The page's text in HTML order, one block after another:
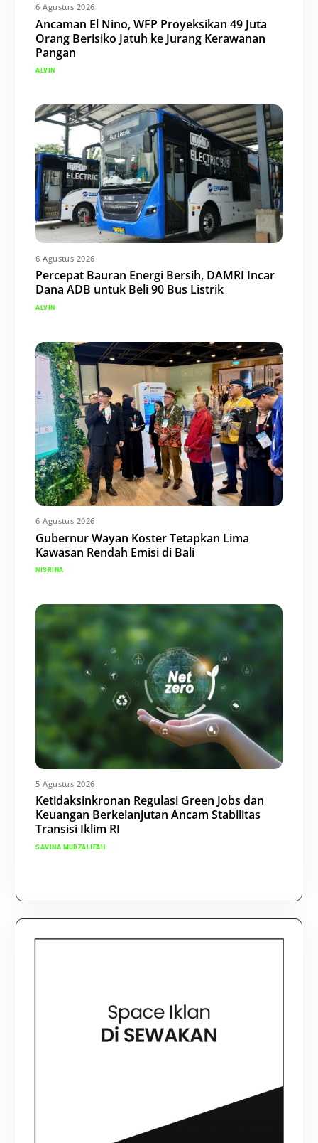
6 Agustus 2026
Ancaman El Nino, WFP Proyeksikan 49 Juta
Orang Berisiko Jatuh ke Jurang Kerawanan
Pangan
ALVIN
6 Agustus 2026
Percepat Bauran Energi Bersih, DAMRI Incar
Dana ADB untuk Beli 90 Bus Listrik
ALVIN
6 Agustus 2026
Gubernur Wayan Koster Tetapkan Lima
Kawasan Rendah Emisi di Bali
NISRINA
5 Agustus 2026
Ketidaksinkronan Regulasi Green Jobs dan
Keuangan Berkelanjutan Ancam Stabilitas
Transisi Iklim RI
SAVINA MUDZALIFAH